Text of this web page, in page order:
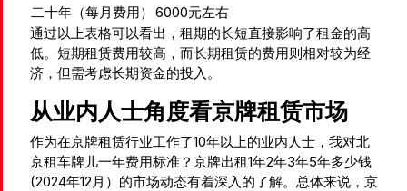
二十年（每月费用） 6000元左右
通过以上表格可以看出，租期的长短直接影响了租金的高
低。短期租赁费用较高，而长期租赁的费用则相对较为经
济，但需考虑长期资金的投入。
从业内人士角度看京牌租赁市场
作为在京牌租赁行业工作了10年以上的业内人士，我对北
京租车牌儿一年费用标准？京牌出租1年2年3年5年多少钱
(2024年12月）的市场动态有着深入的了解。总体来说，京